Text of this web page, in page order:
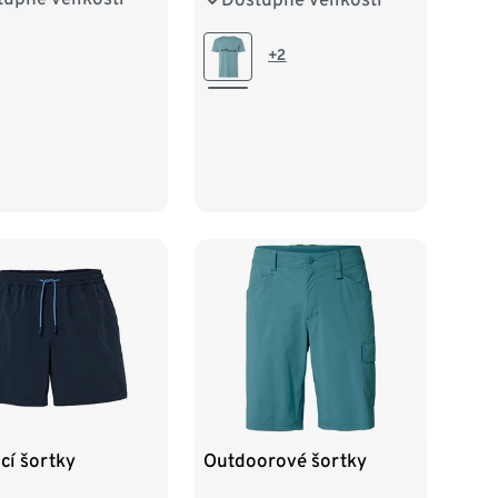
L 52/54+2
šortky Outdoorové šortky